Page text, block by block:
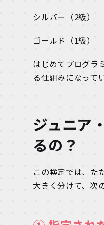
シルバー（2級）
ゴールド（1級）
はじめてプログラ
る仕組みになって
ジュニア
るの？
この検定では、た
大きく分けて、次